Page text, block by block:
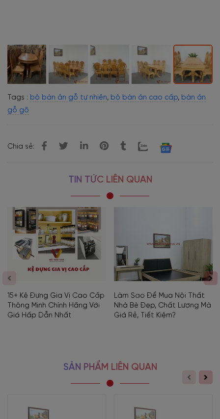
Tags : bộ bàn ăn gỗ tự nhiên, bộ bàn ăn cao cấp, bàn ăn
gỗ gõ
Chia sẻ:
TIN TỨC LIÊN QUAN
15+ Kệ Đựng Gia Vị Cao Cấp
Thông Minh Chính Hãng Với
Giá Hấp Dẫn Nhất
Làm Sao Để Mua Nội Thất
Nhà Bè Đẹp, Chất Lượng Mà
Giá Rẻ, Tiết Kiệm?
SẢN PHẨM LIÊN QUAN